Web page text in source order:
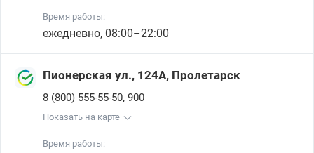
Время работы:
ежедневно, 08:00–22:00
Пионерская ул., 124А, Пролетарск
8 (800) 555-55-50, 900
Показать на карте
Время работы: